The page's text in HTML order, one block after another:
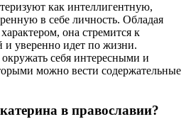
как интеллигентную,
в себе личность. Обладая
она стремится к
и уверенно идет по жизни.
себя интересными и
можно вести содержательные
в православии?